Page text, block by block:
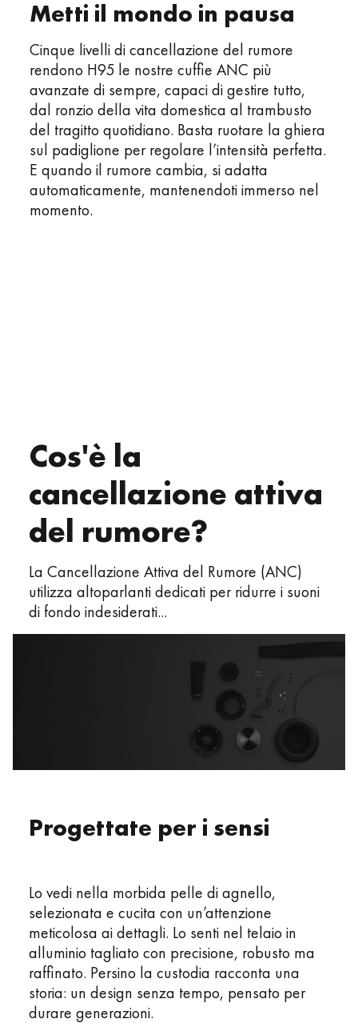
Metti il mondo in pausa
Cinque livelli di cancellazione del rumore
rendono H95 le nostre cuffie ANC più
avanzate di sempre, capaci di gestire tutto,
dal ronzio della vita domestica al trambusto
del tragitto quotidiano. Basta ruotare la ghiera
sul padiglione per regolare l’intensità perfetta.
E quando il rumore cambia, si adatta
automaticamente, mantenendoti immerso nel
momento.
Cos'è la
cancellazione attiva
del rumore?
La Cancellazione Attiva del Rumore (ANC)
utilizza altoparlanti dedicati per ridurre i suoni
di fondo indesiderati...
Progettate per i sensi
Lo vedi nella morbida pelle di agnello,
selezionata e cucita con un’attenzione
meticolosa ai dettagli. Lo senti nel telaio in
alluminio tagliato con precisione, robusto ma
raffinato. Persino la custodia racconta una
storia: un design senza tempo, pensato per
durare generazioni.